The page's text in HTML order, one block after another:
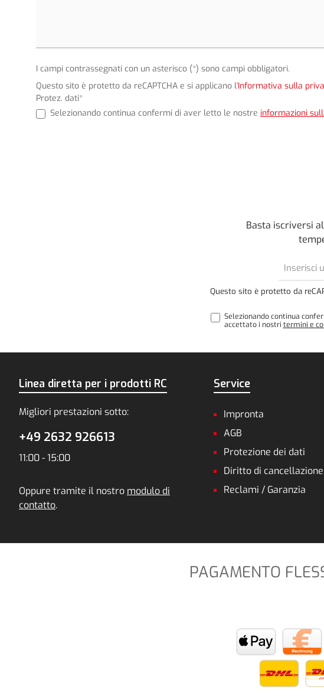
I campi contrassegnati con un asterisco (*) sono campi obbligatori.
Questo sito è protetto da reCAPTCHA e si applicano l'Informativa sulla
Protez. dati*
Selezionando continua confermi di aver letto le nostre informazioni
Basta iscriversi
Questo sito è protetto da
Selezionando continua
accettato i nostri termini e
Linea diretta per i prodotti RC
Migliori prestazioni sotto:
+49 2632 926613
11:00 - 15:00
Oppure tramite il nostro modulo di
contatto.
Service
Impronta
AGB
Protezione dei dati
Diritto di cancellazione
Reclami / Garanzia
PAGAMENTO